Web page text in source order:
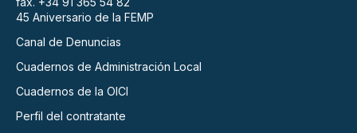
45 Aniversario de la FEMP
Canal de Denuncias
Cuadernos de Administración Local
Cuadernos de la OICI
Perfil del contratante